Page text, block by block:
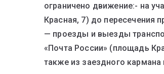
ограничено движение:- на
Красная, 7) до пересечения
— проезды и выезды
«Почта России» (площадь
также из заездного